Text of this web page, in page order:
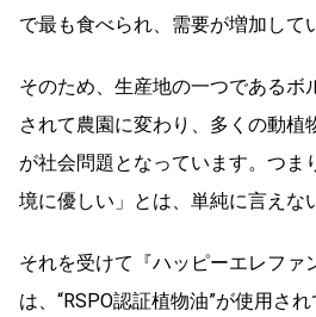
で最も食べられ、需要が増加して
そのため、生産地の一つであるボ
されて農園に変わり、多くの動植
が社会問題となっています。つま
境に優しい」とは、単純に言えな
それを受けて『ハッピーエレファ
は、“RSPO認証植物油”が使用さ